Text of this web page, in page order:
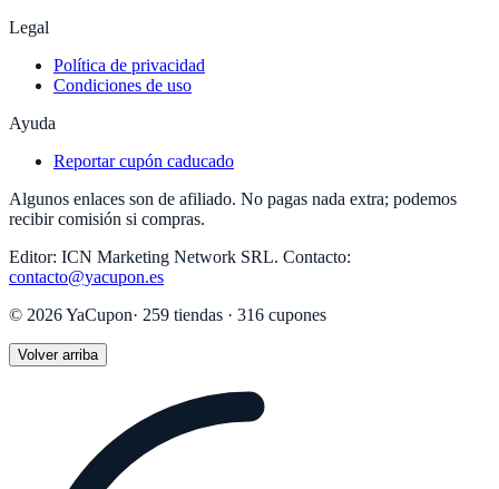
Legal
Política de privacidad
Condiciones de uso
Ayuda
Reportar cupón caducado
Algunos enlaces son de afiliado. No pagas nada extra; podemos
recibir comisión si compras.
Editor: ICN Marketing Network SRL. Contacto:
contacto@yacupon.es
© 2026YaCupon· 259 tiendas · 316 cupones
Volver arriba